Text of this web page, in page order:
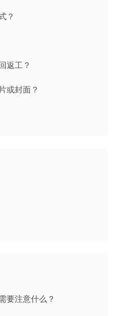
？
返工？
或封面？
要注意什么？